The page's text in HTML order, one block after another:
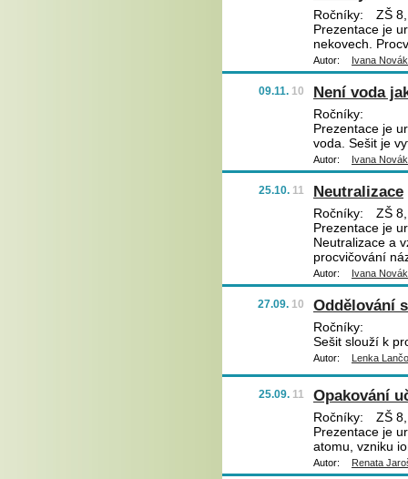
Ročníky:
ZŠ
Prezentace je
nekovech.
Autor: Ivana
09.11. 10 Není voda
Ročníky:
Prezentace je
voda. Sešit je
Autor: Ivana
25.10. 11 Neutralizace
Ročníky:
ZŠ
Prezentace je
Neutralizace a
procvičování
Autor: Ivana
27.09. 10 Oddělování
Ročníky:
Sešit slouží k
Autor: Lenka
25.09. 11 Opakování
Ročníky:
ZŠ
Prezentace je
atomu, vzniku
Autor: Renata